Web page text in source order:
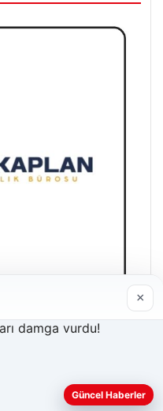
amacıyla çerezler
×
Güncel Haberler